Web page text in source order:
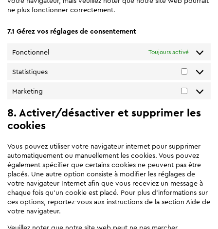
ne plus fonctionner correctement.
7.1 Gérez vos réglages de consentement
Fonctionnel Toujours activé
Statistiques
Marketing
8. Activer/désactiver et supprimer les
cookies
Vous pouvez utiliser votre navigateur internet pour supprimer
automatiquement ou manuellement les cookies. Vous pouvez
également spécifier que certains cookies ne peuvent pas être
placés. Une autre option consiste à modifier les réglages de
votre navigateur Internet afin que vous receviez un message à
chaque fois qu’un cookie est placé. Pour plus d’informations sur
ces options, reportez-vous aux instructions de la section Aide de
votre navigateur.